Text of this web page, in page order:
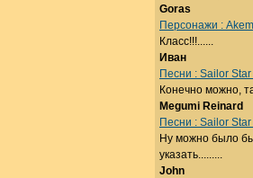
Goras
Персонажи :
Класс!!!......
Иван
Песни : Sailor
Конечно можно,
Megumi Reinard
Песни : Sailor
Ну можно было
указать.........
John